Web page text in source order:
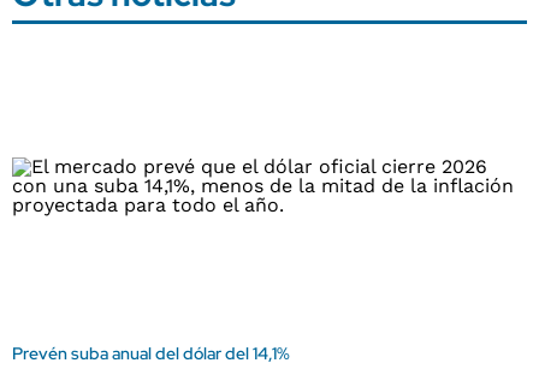
Prevén suba anual del dólar del 14,1%